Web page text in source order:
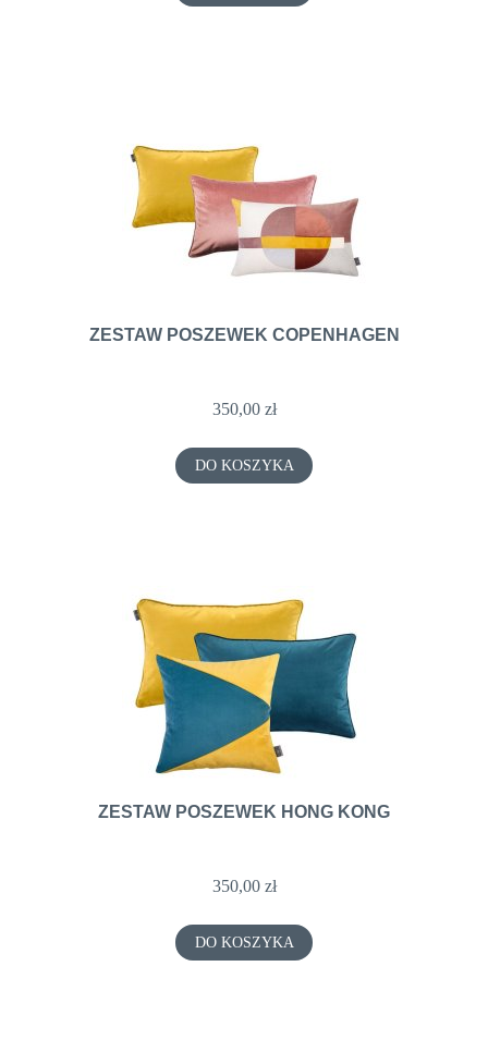
ZESTAW POSZEWEK COPENHAGEN
350,00 zł
DO KOSZYKA
ZESTAW POSZEWEK HONG KONG
350,00 zł
DO KOSZYKA